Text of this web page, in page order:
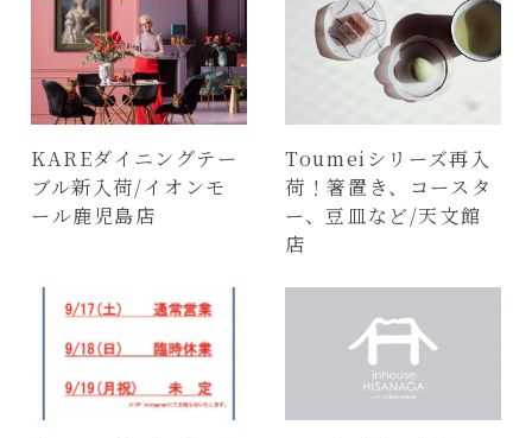
KAREダイニングテー
ブル新入荷/イオンモ
ール鹿児島店
Toumeiシリーズ再入
荷！箸置き、コースタ
ー、豆皿など/天文館
店